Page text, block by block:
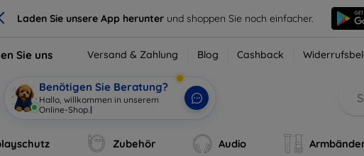
Laden Sie unsere App herunter und shoppen Sie noch einfacher.
Sie uns Versand & Zahlung Blog Cashback
Benötigen Sie Beratung?
Ha|
Zubehör Audio